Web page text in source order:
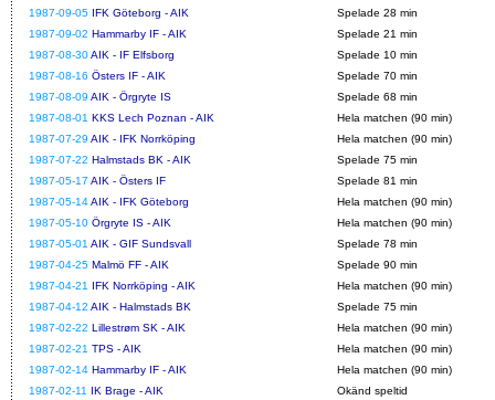
1987-09-05 IFK Göteborg - AIK
Spelade 28 min
1987-09-02 Hammarby IF - AIK
Spelade 21 min
1987-08-30AIK - IF Elfsborg
Spelade 10 min
1987-08-16 Östers IF - AIK
Spelade 70 min
1987-08-09 AIK - Örgryte IS
Spelade 68 min
1987-08-01 KKS Lech Poznan - AIK
Hela matchen (90 min)
1987-07-29 AIK - IFK Norrköping
Hela matchen (90 min)
1987-07-22 Halmstads BK - AIK
Spelade 75 min
1987-05-17 AIK - Östers IF
Spelade 81 min
1987-05-14AIK - IFK Göteborg
Hela matchen (90 min)
1987-05-10 Örgryte IS - AIK
Hela matchen (90 min)
1987-05-01 AIK - GIF Sundsvall
Spelade 78 min
1987-04-25 Malmö FF - AIK
Spelade 90 min
1987-04-21 IFK Norrköping - AIK
Hela matchen (90 min)
1987-04-12 AIK - Halmstads BK
Spelade 75 min
1987-02-22 Lillestrøm SK - AIK
Hela matchen (90 min)
1987-02-21 TPS - AIK
Hela matchen (90 min)
1987-02-14 Hammarby IF - AIK
Hela matchen (90 min)
1987-02-11 IK Brage - AIK
Okänd speltid